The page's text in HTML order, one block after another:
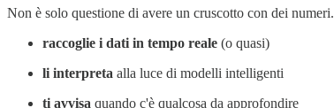
Non è solo questione di avere un cruscotto con dei numeri.
raccoglie i dati in tempo reale (o quasi)
li interpreta alla luce di modelli intelligenti
ti avvisa quando c'è qualcosa da approfondire